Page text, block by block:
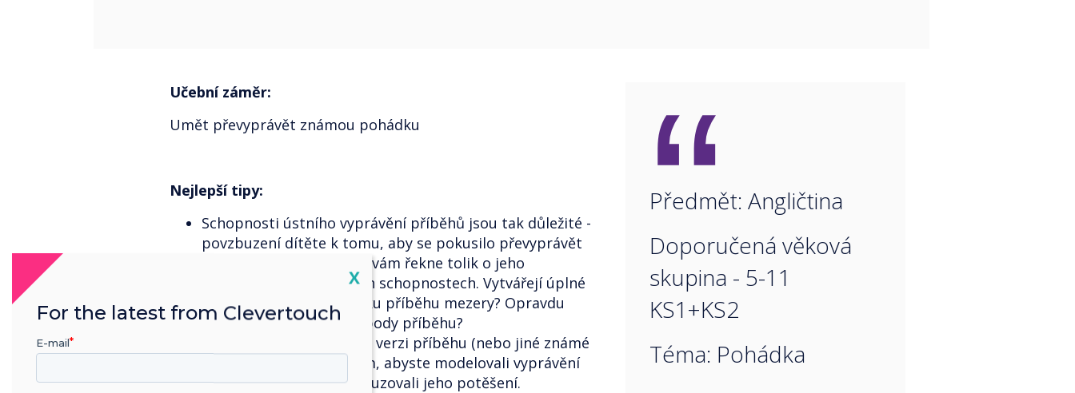
Učební záměr:
Umět převyprávět známou pohádku
Nejlepší tipy:
Schopnosti ústního vyprávění příběhů jsou tak důležité -
povzbuzení dítěte k tomu, aby se pokusilo převyprávět
příběh, který dobře zná, vám řekne tolik o jeho
porozumění a jazykových schopnostech. Vytvářejí úplné
věty? Jsou v jejich slovníku příběhu mezery? Opravdu
chápou důležité dějové body příběhu?
VY byste měli sdílet svoji verzi příběhu (nebo jiné známé
příběhy) se svým dítětem, abyste modelovali vyprávění
ústního příběhu a povzbuzovali jeho potěšení.
“
Předmět: Angličtina
Doporučená věková
skupina - 5-11
KS1+KS2
Téma: Pohádka
Close
X
For the latest from Clevertouch
E-mail